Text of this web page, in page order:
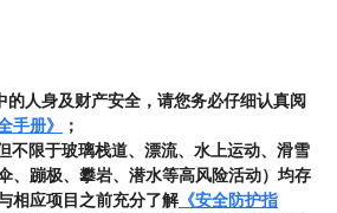
的人身及财产安全，请您务必仔细认真阅
手册》
；
不限于玻璃栈道、漂流、水上运动、滑雪
、蹦极、攀岩、潜水等高风险活动）均存
相应项目之前充分了解《安全防护指